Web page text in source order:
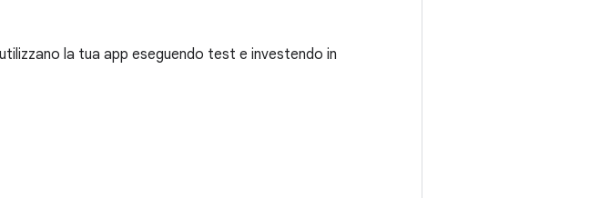
la tua app eseguendo test e investendo in